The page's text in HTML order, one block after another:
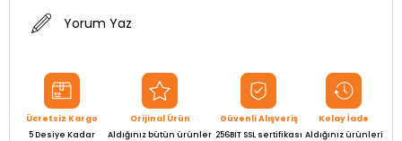
Yorum Yaz
Ücretsiz Kargo
5 Desiye Kadar
Orijinal Ürün
Aldığınız bütün ürünler
Güvenli Alışveriş
256BIT SSL sertifikası
Kolay İade
Aldığınız ürünleri